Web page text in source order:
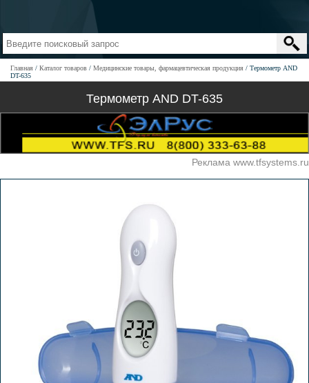
Главная Каталог товаров Медицинские товары, фармацевтическая продукция
Термометр AND
DT-635
Термометр AND DT-635
Реклама www.tfsystems.ru